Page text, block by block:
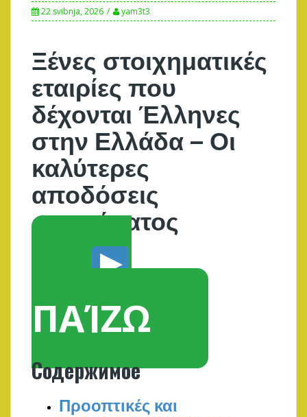
22 svibnja, 2026 yam3t3
Ξένες στοιχηματικές
εταιρίες που
δέχονται Έλληνες
στην Ελλάδα – Οι
καλύτερες
αποδόσεις
στοιχήματος
ΠΑΊΖΩ
Содержимое
Προοπτικές και